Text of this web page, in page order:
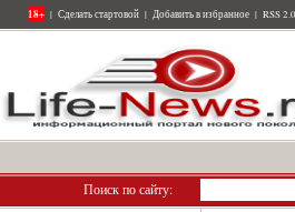
18+ | Сделать стартовой | Добавить в избранное | RSS 2.0
Поиск по сайту: